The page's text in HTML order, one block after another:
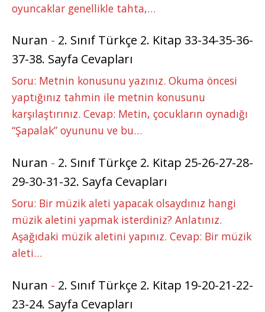
oyuncaklar genellikle tahta,…
Nuran - 2. Sınıf Türkçe 2. Kitap 33-34-35-36-
37-38. Sayfa Cevapları
Soru: Metnin konusunu yazınız. Okuma öncesi
yaptığınız tahmin ile metnin konusunu
karşılaştırınız. Cevap: Metin, çocukların oynadığı
“Şapalak” oyununu ve bu…
Nuran - 2. Sınıf Türkçe 2. Kitap 25-26-27-28-
29-30-31-32. Sayfa Cevapları
Soru: Bir müzik aleti yapacak olsaydınız hangi
müzik aletini yapmak isterdiniz? Anlatınız.
Aşağıdaki müzik aletini yapınız. Cevap: Bir müzik
aleti…
Nuran - 2. Sınıf Türkçe 2. Kitap 19-20-21-22-
23-24. Sayfa Cevapları